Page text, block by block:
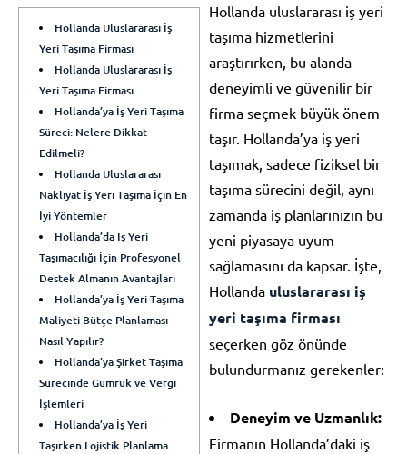
Hollanda Uluslararası İş
Yeri Taşıma Firması
Hollanda Uluslararası İş
Yeri Taşıma Firması
Hollanda’ya İş Yeri Taşıma
Süreci: Nelere Dikkat
Edilmeli?
Hollanda Uluslararası
Nakliyat İş Yeri Taşıma İçin En
İyi Yöntemler
Hollanda’da İş Yeri
Taşımacılığı İçin Profesyonel
Destek Almanın Avantajları
Hollanda’ya İş Yeri Taşıma
Maliyeti Bütçe Planlaması
Nasıl Yapılır?
Hollanda’ya Şirket Taşıma
Sürecinde Gümrük ve Vergi
İşlemleri
Hollanda’ya İş Yeri
Taşırken Lojistik Planlama
Hollanda uluslararası iş yeri
taşıma hizmetlerini
araştırırken, bu alanda
deneyimli ve güvenilir bir
firma seçmek büyük önem
taşır. Hollanda’ya iş yeri
taşımak, sadece fiziksel bir
taşıma sürecini değil, aynı
zamanda iş planlarınızın bu
yeni piyasaya uyum
sağlamasını da kapsar. İşte,
Hollanda uluslararası iş
yeri taşıma firması
seçerken göz önünde
bulundurmanız gerekenler:
Deneyim ve Uzmanlık:
Firmanın Hollanda’daki iş